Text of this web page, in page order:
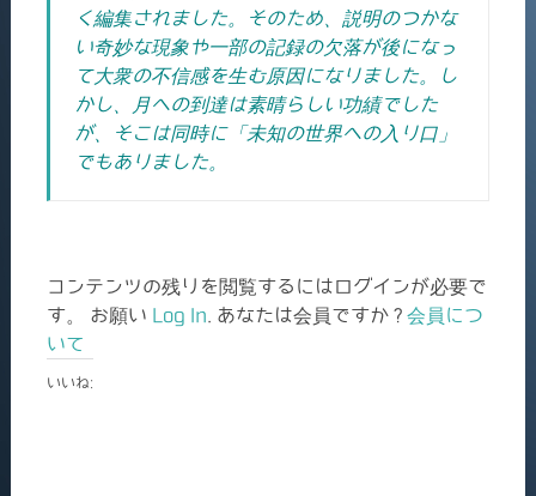
く編集されました。そのため、説明のつかな
い奇妙な現象や一部の記録の欠落が後になっ
て大衆の不信感を生む原因になりました。し
かし、
月への到達は素晴らしい功績でした
が、そこは同時に「未知の世界への入り口」
でもありました。
コンテンツの残りを閲覧するにはログインが必要で
す。 お願い Log In . あなたは会員ですか ? 会員につ
いて
いいね: